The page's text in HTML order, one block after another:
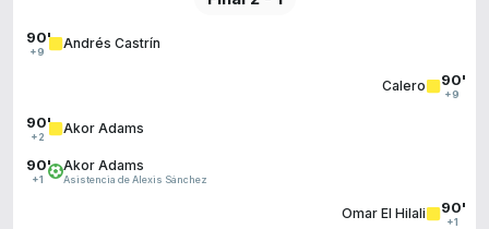
90'
+9
Andrés Castrín
90'
+9
Calero
90'
+2
Akor Adams
90'
+1
Akor Adams
Asistencia de Alexis Sánchez
90'
+1
Omar El Hilali